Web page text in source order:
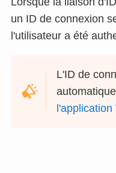
un ID de connexion
l'utilisateur a été
L'ID de
l'application